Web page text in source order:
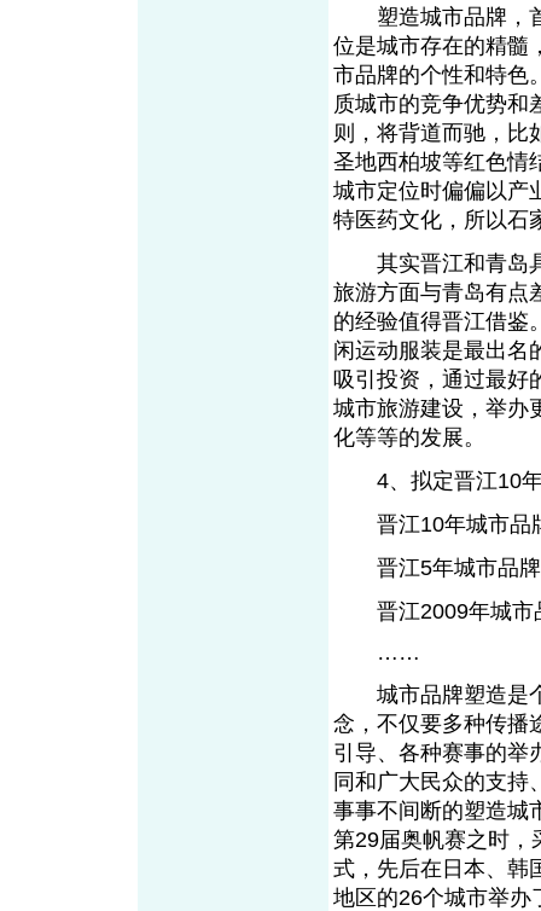
塑造城市品牌，首
位是城市存在的精髓
市品牌的个性和特色
质城市的竞争优势和
则，将背道而驰，比
圣地西柏坡等红色情
城市定位时偏偏以产
特医药文化，所以石
其实晋江和青岛具
旅游方面与青岛有点
的经验值得晋江借鉴
闲运动服装是最出名
吸引投资，通过最好
城市旅游建设，举办
化等等的发展。
4、拟定晋江10年
晋江10年城市品
晋江5年城市品牌
晋江2009年城市
……
城市品牌塑造是个
念，不仅要多种传播
引导、各种赛事的举
同和广大民众的支持
事事不间断的塑造城
第29届奥帆赛之时，
式，先后在日本、韩
地区的26个城市举办